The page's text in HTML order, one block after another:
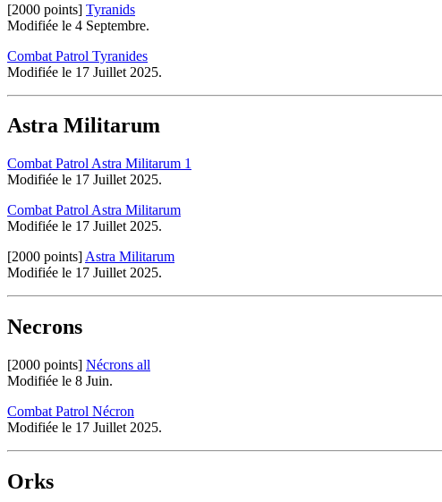
[2000 points] Tyranids
Modifiée le 4 Septembre.
Combat Patrol Tyranides
Modifiée le 17 Juillet 2025.
Astra Militarum
Combat Patrol Astra Militarum 1
Modifiée le 17 Juillet 2025.
Combat Patrol Astra Militarum
Modifiée le 17 Juillet 2025.
[2000 points] Astra Militarum
Modifiée le 17 Juillet 2025.
Necrons
[2000 points] Nécrons all
Modifiée le 8 Juin.
Combat Patrol Nécron
Modifiée le 17 Juillet 2025.
Orks